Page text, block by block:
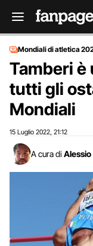
Mondiali di atletica
Tamberi
tutti gli
Mondiali
15 Luglio 2022 21:12
A cura di